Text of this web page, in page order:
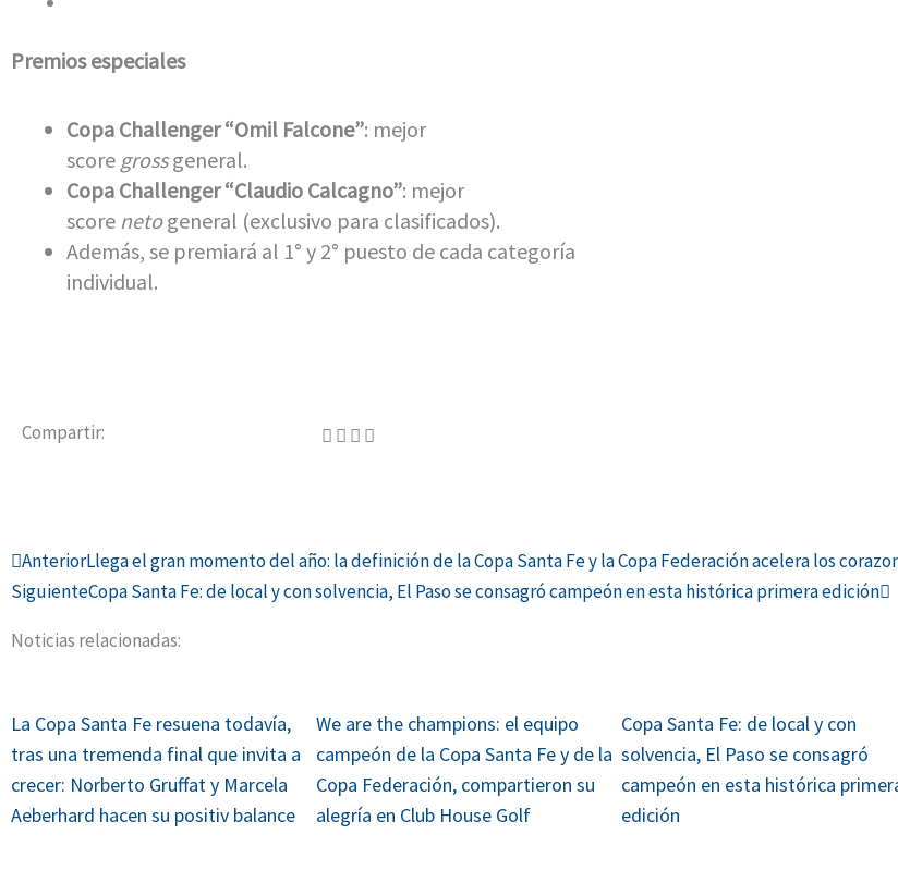
Premios especiales
Copa Challenger “Omil Falcone”: mejor
score grossgeneral.
Copa Challenger “Claudio Calcagno”: mejor
score netogeneral (exclusivo para clasificados).
Además, se premiará al 1° y 2° puesto de cada categoría
individual.
Compartir:
Ant
AnteriorLlega el gran momento del año: la definición de la Copa Santa Fe y la Copa Federación acelera los
SiguienteCopa Santa Fe: de local y con solvencia, El Paso se consagró campeón en esta histórica primera edición
Noticias relacionadas:
La Copa Santa Fe resuena todavía,
tras una tremenda final que invita a
crecer: Norberto Gruffat y Marcela
Aeberhard hacen su positiv balance
We are the champions: el equipo
campeón de la Copa Santa Fe y de la
Copa Federación, compartieron su
alegría en Club House Golf
Copa Santa Fe: de local y con
solvencia, El Paso se consagró
campeón en esta histórica
edición